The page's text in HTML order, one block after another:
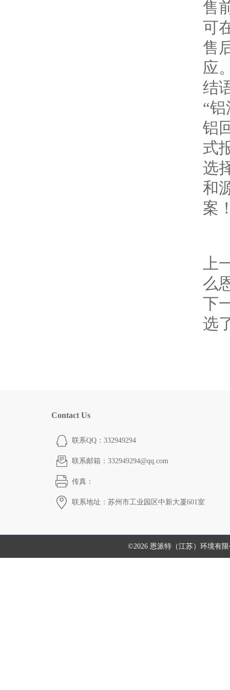
售
可
售
应
结
“
铝
式
选
和
案
上
么
下
选
Contact Us
联系QQ：332949294
联系邮箱：332949294@qq.com
传真：
联系地址：苏州市工业园区中新大厦601室
©2026 恩派特（江苏）环境有